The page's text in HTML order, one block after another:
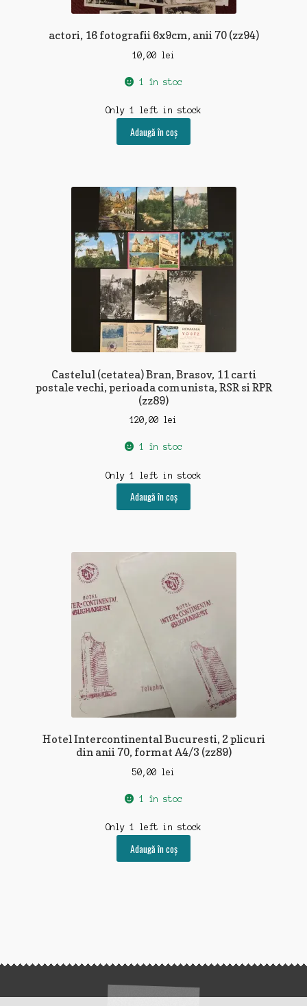
actori, 16 fotografii 6x9cm, anii 70 (zz94)
10,00 lei
1 în stoc
Only 1 left in stock
Adaugă în coș
Castelul (cetatea) Bran, Brasov, 11 carti
postale vechi, perioada comunista, RSR si RPR
(zz89)
120,00 lei
1 în stoc
Only 1 left in stock
Adaugă în coș
Hotel Intercontinental Bucuresti, 2 plicuri
din anii 70, format A4/3 (zz89)
50,00 lei
1 în stoc
Only 1 left in stock
Adaugă în coș